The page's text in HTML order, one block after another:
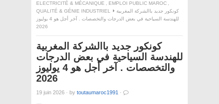
ELECTRICITÉ & MÉCANIQUE , EMPLOI PUBLIC MAROC ,
QUALITÉ & GÉNIE INDUSTRIEL
كونكور جديد باالشركة المغربية
للهندسة السياحية في بعض الدرجات والتخصصات . آخر أجل هو 4 يوليوز
2026
كونكور جديد باالشركة المغربية
للهندسة السياحية في بعض الدرجات
والتخصصات . آخر أجل هو 4 يوليوز
2026
19 juin 2026 · by toutaumaroc1991 ·